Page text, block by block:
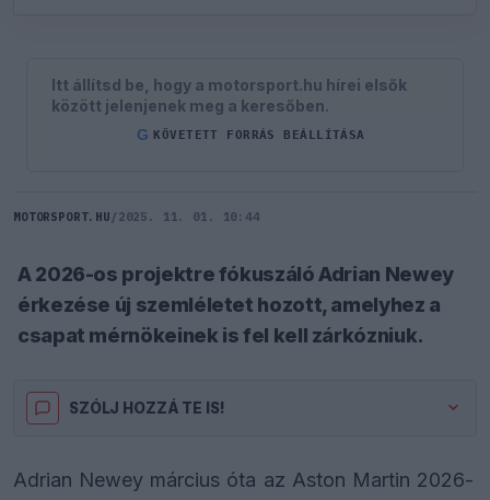
Itt állítsd be, hogy a motorsport.hu hírei elsők
között jelenjenek meg a keresőben.
G KÖVETETT FORRÁS BEÁLLÍTÁSA
MOTORSPORT.HU / 2025. 11. 01. 10:44
A 2026-os projektre fókuszáló Adrian Newey
érkezése új szemléletet hozott, amelyhez a
csapat mérnökeinek is fel kell zárkózniuk.
SZÓLJ HOZZÁ TE IS!
Adrian Newey március óta az Aston Martin 2026-